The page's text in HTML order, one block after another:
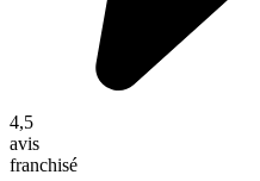
4,5
avis
franchisé